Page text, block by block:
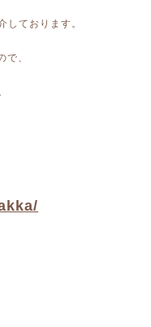
ております。
、